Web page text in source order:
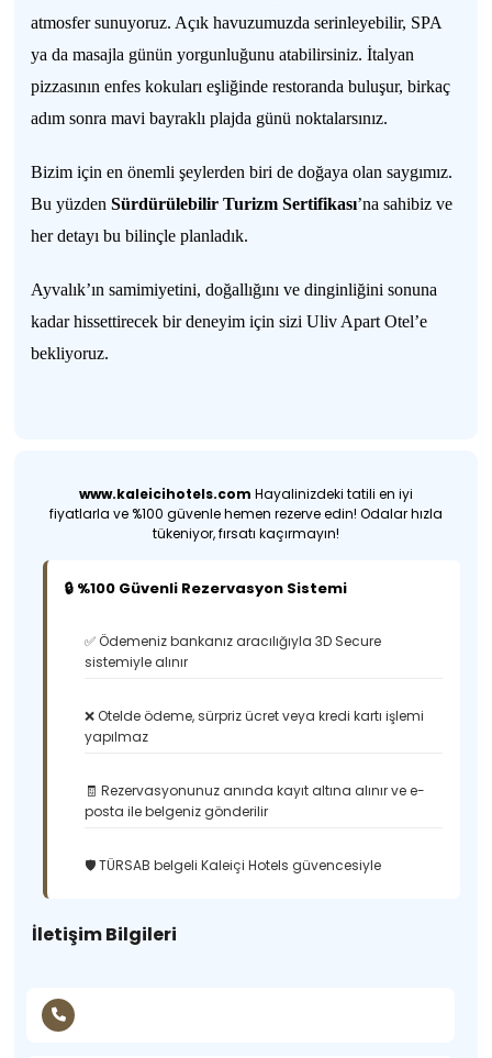
atmosfer sunuyoruz. Açık havuzumuzda serinleyebilir, SPA
ya da masajla günün yorgunluğunu atabilirsiniz. İtalyan
pizzasının enfes kokuları eşliğinde restoranda buluşur, birkaç
adım sonra mavi bayraklı plajda günü noktalarsınız.
Bizim için en önemli şeylerden biri de doğaya olan saygımız.
Bu yüzdenSürdürülebilir Turizm Sertifikası’na sahibiz ve
her detayı bu bilinçle planladık.
Ayvalık’ın samimiyetini, doğallığını ve dinginliğini sonuna
kadar hissettirecek bir deneyim için sizi Uliv Apart Otel’e
bekliyoruz.
www.kaleicihotels.com Hayalinizdeki tatili en iyi
fiyatlarla ve %100 güvenle hemen rezerve edin! Odalar hızla
tükeniyor, fırsatı kaçırmayın!
🔒 %100 Güvenli Rezervasyon Sistemi
✅ Ödemeniz bankanız aracılığıyla 3D Secure
sistemiyle alınır
❌ Otelde ödeme, sürpriz ücret veya kredi kartı işlemi
yapılmaz
🧾 Rezervasyonunuz anında kayıt altına alınır ve e-
posta ile belgeniz gönderilir
🛡️ TÜRSAB belgeli Kaleiçi Hotels güvencesiyle
İletişim Bilgileri